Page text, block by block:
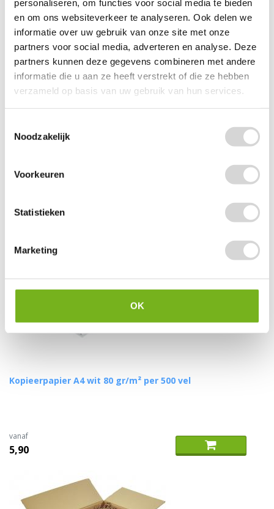
personaliseren, om functies voor social media te bieden
en om ons websiteverkeer te analyseren. Ook delen we
informatie over uw gebruik van onze site met onze
partners voor social media, adverteren en analyse. Deze
partners kunnen deze gegevens combineren met andere
informatie die u aan ze heeft verstrekt of die ze hebben
verzameld op basis van uw gebruik van hun services.
Noodzakelijk
Voorkeuren
Statistieken
Marketing
OK
vanaf
Kopieerpapier A4 wit 80 gr/m² per 500 vel
vanaf
5,90